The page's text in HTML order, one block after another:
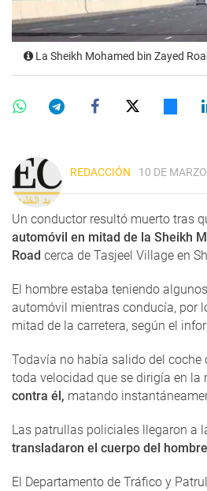
La Sheikh Mohamed bin Zayed
REDACCIÓN 10 DE
Un conductor resultó muerto tras
automóvil en mitad de la Sheikh
Road cerca de Tasjeel Village en
El hombre estaba teniendo
automóvil mientras conducía, por
mitad de la carretera, según el
Todavía no había salido del coche
toda velocidad que se dirigía en la
contra él, matando
Las patrullas policiales llegaron a
transladaron el cuerpo del
El Departamento de Tráfico y